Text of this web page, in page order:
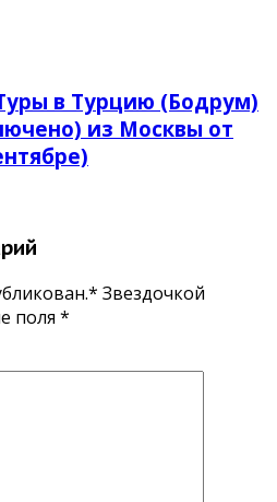
в Турцию (Бодрум)
из Москвы от
Звездочкой
поля *